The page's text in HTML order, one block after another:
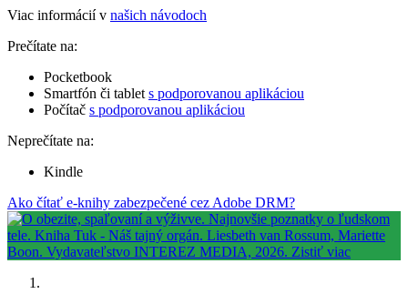
Viac informácií v našich návodoch
Prečítate na:
Pocketbook
Smartfón či tablet s podporovanou aplikáciou
Počítač s podporovanou aplikáciou
Neprečítate na:
Kindle
Ako čítať e-knihy zabezpečené cez Adobe DRM?